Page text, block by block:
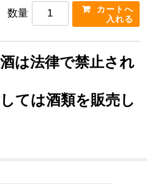
数量
は法律で禁止され
ては酒類を販売し